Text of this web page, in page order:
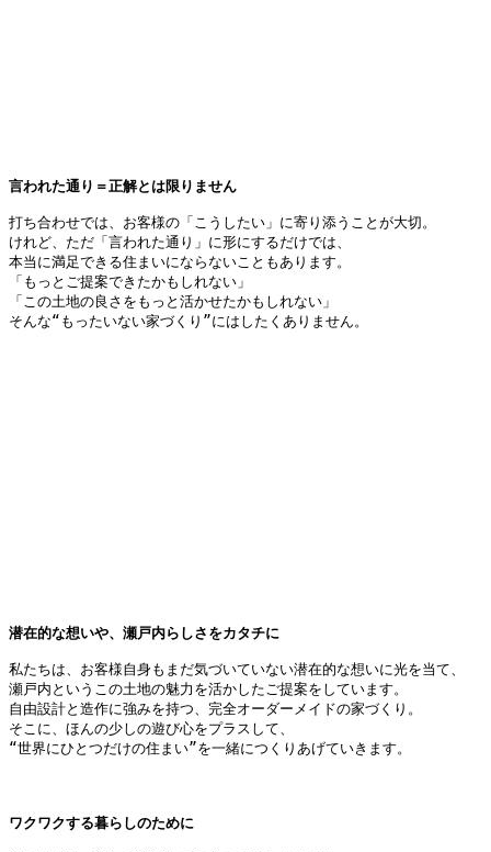
言われた通り＝正解とは限りません
打ち合わせでは、お客様の「こうしたい」に寄り添うことが大切。
けれど、ただ「言われた通り」に形にするだけでは、
本当に満足できる住まいにならないこともあります。
「もっとご提案できたかもしれない」
「この土地の良さをもっと活かせたかもしれない」
そんな“もったいない家づくり”にはしたくありません。
潜在的な想いや、瀬戸内らしさをカタチに
私たちは、お客様自身もまだ気づいていない潜在的な想いに光を当て、
瀬戸内というこの土地の魅力を活かしたご提案をしています。
自由設計と造作に強みを持つ、完全オーダーメイドの家づくり。
そこに、ほんの少しの遊び心をプラスして、
“世界にひとつだけの住まい”を一緒につくりあげていきます。
ワクワクする暮らしのために